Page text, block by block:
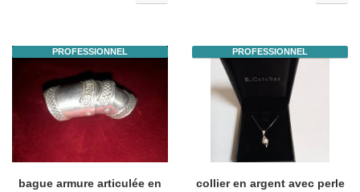
PROFESSIONNEL
bague armure articulée en
PROFESSIONNEL
collier en argent avec perle